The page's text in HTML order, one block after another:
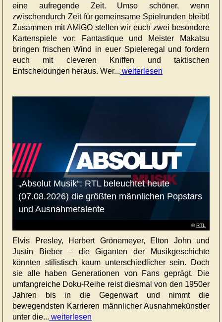
eine aufregende Zeit. Umso schöner, wenn
zwischendurch Zeit für gemeinsame Spielrunden bleibt!
Zusammen mit AMIGO stellen wir euch zwei besondere
Kartenspiele vor: Fantastique und Meister Makatsu
bringen frischen Wind in euer Spieleregal und fordern
euch mit cleveren Kniffen und taktischen
Entscheidungen heraus. Wer... weiterlesen
©RTL
„Absolut Musik“: RTL beleuchtet heute
(07.08.2026) die größten männlichen Popstars
und Ausnahmetalente
Elvis Presley, Herbert Grönemeyer, Elton John und
Justin Bieber – die Giganten der Musikgeschichte
könnten stilistisch kaum unterschiedlicher sein. Doch
sie alle haben Generationen von Fans geprägt. Die
umfangreiche Doku-Reihe reist diesmal von den 1950er
Jahren bis in die Gegenwart und nimmt die
bewegendsten Karrieren männlicher Ausnahmekünstler
unter die... weiterlesen